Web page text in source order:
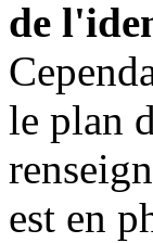
de
le plan
est en